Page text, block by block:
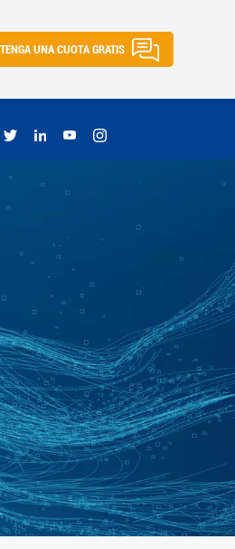
UNA CUOTA GRATIS